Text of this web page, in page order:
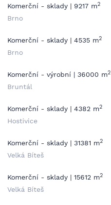
Komerční - sklady | 9217 m2
Brno
Komerční - sklady | 4535 m2
Brno
Komerční - výrobní | 36000 m2
Bruntál
Komerční - sklady | 4382 m2
Hostivice
Komerční - sklady | 31381 m2
Velká Bíteš
Komerční - sklady | 15612 m2
Velká Bíteš